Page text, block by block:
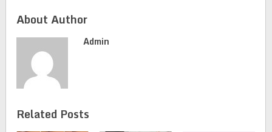
About Author
Admin
Related Posts